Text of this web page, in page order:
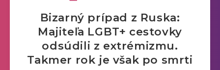
Bizarný prípad z Ruska:
Majiteľa LGBT+ cestovky
odsúdili z extrémizmu.
Takmer rok je však po smrti